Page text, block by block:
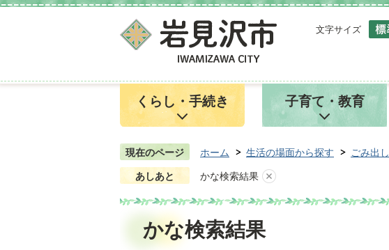
文字サイズ
くらし・手続き 子育て・教育
現在のページ ホーム 生活の場面から探す ごみ出し
あしあと
かな検索結果
かな検索結果